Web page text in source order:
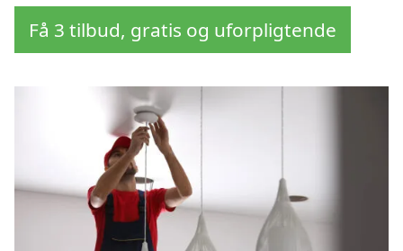
Få 3 tilbud, gratis og uforpligtende